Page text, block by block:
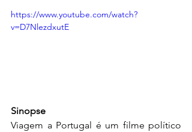
https://www.youtube.com/watch?
v=D7NlezdxutE
Sinopse
Viagem a Portugal é um filme político